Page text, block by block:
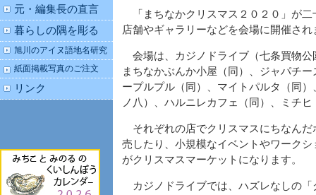
「まちなかクリスマス２０２０」が二
店舗やギャラリーなどを会場に開催さ
会場は、カジノドライブ（七条買物公
まちなかぶんか小屋（同）、ジャパチ
ープルプル（同）、マイトパルタ（同
ノ八）、ハルニレカフェ（同）、ミチ
それぞれの店でクリスマスにちなんだ
売したり、小規模なイベントやワーク
がクリスマスマーケットになります。
カジノドライブでは、ハズレなしの「
元・編集長の直言
暮らしの隅を彫る
旭川のアイヌ語地名研究
紙面掲載写真のご注文
リンク